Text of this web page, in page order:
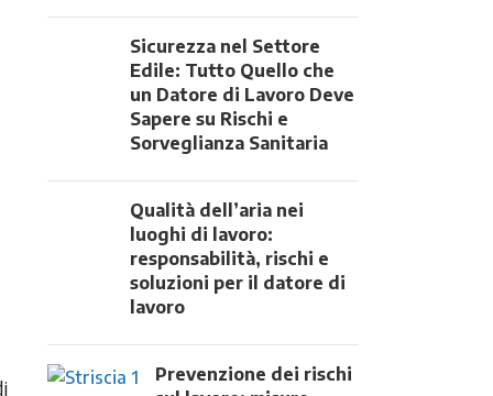
Sicurezza nel Settore
Edile: Tutto Quello che
un Datore di Lavoro Deve
Sapere su Rischi e
Sorveglianza Sanitaria
Qualità dell’aria nei
luoghi di lavoro:
responsabilità, rischi e
soluzioni per il datore di
lavoro
Prevenzione dei rischi